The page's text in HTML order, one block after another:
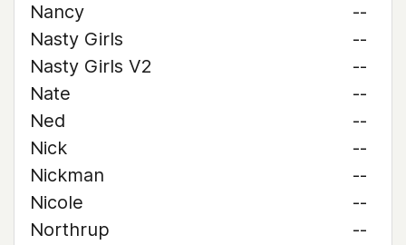
Nancy
--
Nasty Girls
--
Nasty Girls V2
--
Nate
--
Ned
--
Nick
--
Nickman
--
Nicole
--
Northrup
--